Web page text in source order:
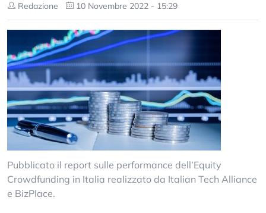
Redazione 10 Novembre 2022 - 15:29
Pubblicato il report sulle performance dell’Equity
Crowdfunding in Italia realizzato da Italian Tech Alliance
e BizPlace.